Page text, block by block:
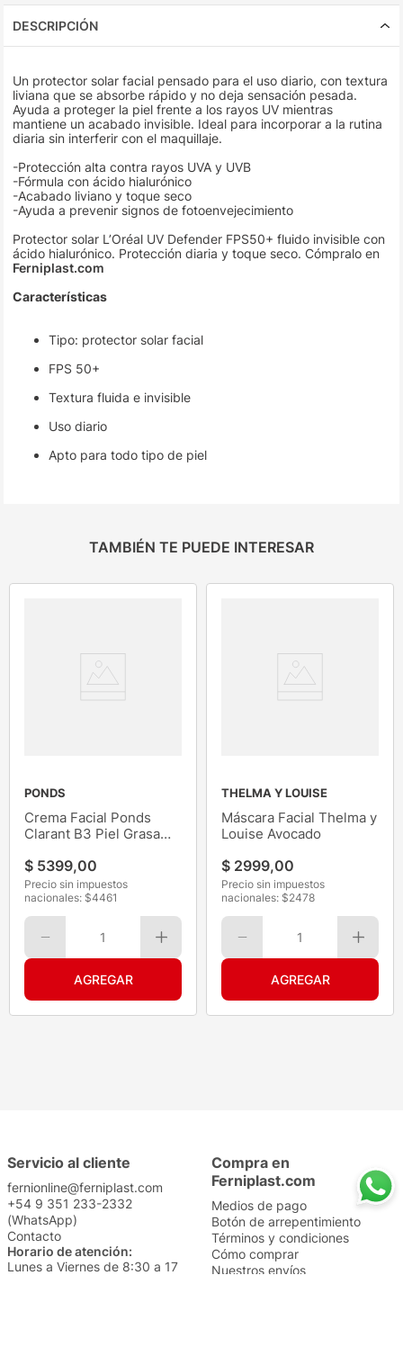
DESCRIPCIÓN
Un protector solar facial pensado para el uso diario, con textura
liviana que se absorbe rápido y no deja sensación pesada.
Ayuda a proteger la piel frente a los rayos UV mientras
mantiene un acabado invisible. Ideal para incorporar a la rutina
diaria sin interferir con el maquillaje.
-Protección alta contra rayos UVA y UVB
-Fórmula con ácido hialurónico
-Acabado liviano y toque seco
-Ayuda a prevenir signos de fotoenvejecimiento
Protector solar L’Oréal UV Defender FPS50+ fluido invisible con
ácido hialurónico. Protección diaria y toque seco. Cómpralo en
Ferniplast.com
Características
Tipo: protector solar facial
FPS 50+
Textura fluida e invisible
Uso diario
Apto para todo tipo de piel
TAMBIÉN TE PUEDE INTERESAR
PONDS
Crema Facial Ponds
Clarant B3 Piel Grasa
$ 5399,00
Precio sin impuestos
nacionales: $4461
1
THELMA Y LOUISE
Máscara Facial Thelma y
Louise Avocado
$ 2999,00
Precio sin impuestos
nacionales: $2478
1
Servicio al cliente
fernionline@ferniplast.com
+54 9 351 233-2332
(WhatsApp)
Contacto
Horario de atención:
Lunes a Viernes de 8:30 a 17
Compra en
Ferniplast.com
Medios de pago
Botón de arrepentimiento
Términos y condiciones
Cómo comprar
Nuestros envíos